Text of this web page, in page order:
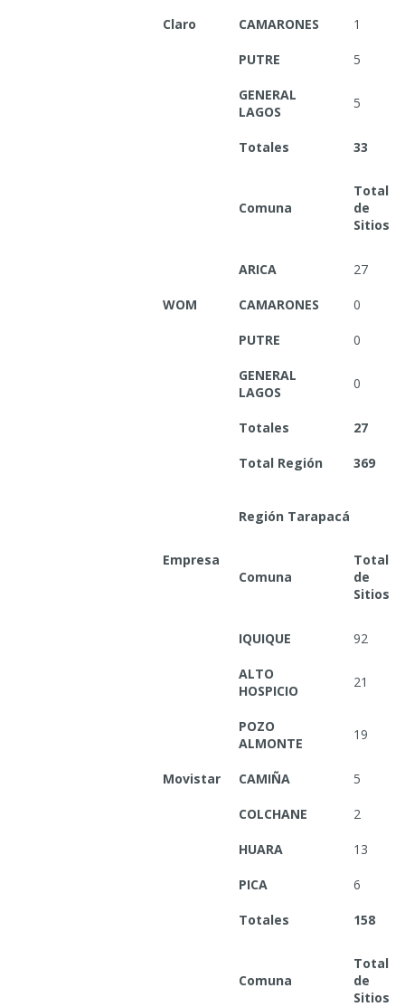
Claro CAMARONES 1
PUTRE 5
GENERAL
LAGOS
5
Totales 33
WOM
Comuna
Total
de
Sitios
ARICA 27
CAMARONES 0
PUTRE 0
GENERAL
LAGOS
0
Totales 27
Total Región 369
Empresa
Región Tarapacá
Comuna
Total
de
Sitios
Movistar
IQUIQUE 92
ALTO
HOSPICIO
21
POZO
ALMONTE
19
CAMIÑA 5
COLCHANE 2
HUARA 13
PICA 6
Totales 158
Comuna
Total
de
Sitios